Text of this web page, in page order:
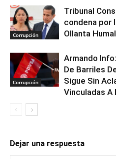
Corrupción
Tribunal
condena por
Ollanta
Corrupción
Armando
De Barriles
Sigue Sin
Vinculadas A
Dejar una respuesta